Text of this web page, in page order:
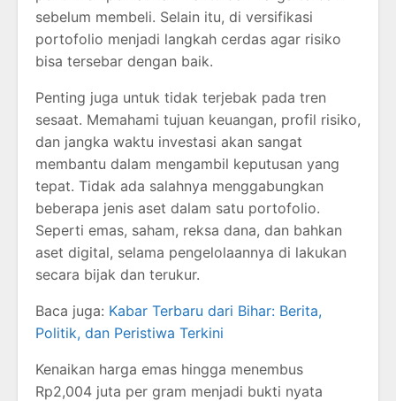
sebelum membeli. Selain itu, di versifikasi
portofolio menjadi langkah cerdas agar risiko
bisa tersebar dengan baik.
Penting juga untuk tidak terjebak pada tren
sesaat. Memahami tujuan keuangan, profil risiko,
dan jangka waktu investasi akan sangat
membantu dalam mengambil keputusan yang
tepat. Tidak ada salahnya menggabungkan
beberapa jenis aset dalam satu portofolio.
Seperti emas, saham, reksa dana, dan bahkan
aset digital, selama pengelolaannya di lakukan
secara bijak dan terukur.
Baca juga: Kabar Terbaru dari Bihar: Berita,
Politik, dan Peristiwa Terkini
Kenaikan harga emas hingga menembus
Rp2,004 juta per gram menjadi bukti nyata